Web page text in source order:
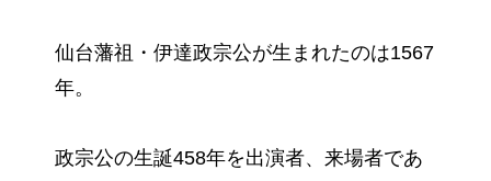
仙台藩祖・伊達政宗公が生まれたのは1567
年。
政宗公の生誕458年を出演者、来場者であ